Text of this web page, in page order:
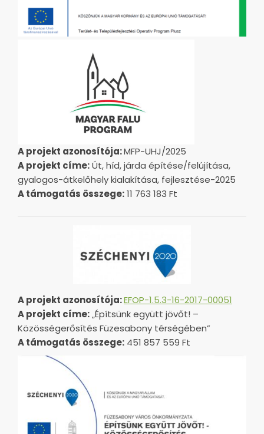
A projekt azonosítója:MFP-UHJ/2025
A projekt címe:Út, híd, járda építése/felújítása,
gyalogos-átkelőhely kialakítása, fejlesztése-2025
A támogatás összege:11 763 183 Ft
A projekt azonosítója:EFOP-1.5.3-16-2017-00051
A projekt címe:„Építsünk együtt jövőt! –
Közösségerősítés Füzesabony térségében”
A támogatás összege: 451 857 559 Ft